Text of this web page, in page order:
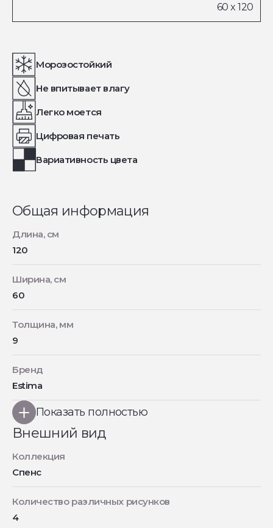
Морозостойкий
Не впитывает влагу
Легко моется
Цифровая печать
Вариативность цвета
Общая информация
Длина, см
120
Ширина, см
60
Толщина, мм
9
Бренд
Estima
Показать полностью
Внешний вид
Коллекция
Спенс
Количество различных рисунков
4